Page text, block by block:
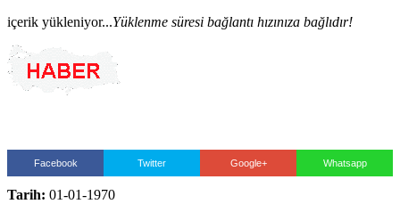
içerik yükleniyor...Yüklenme süresi bağlantı hızınıza bağlıdır!
Facebook Twitter Google+ Whatsapp
Tarih: 01-01-1970